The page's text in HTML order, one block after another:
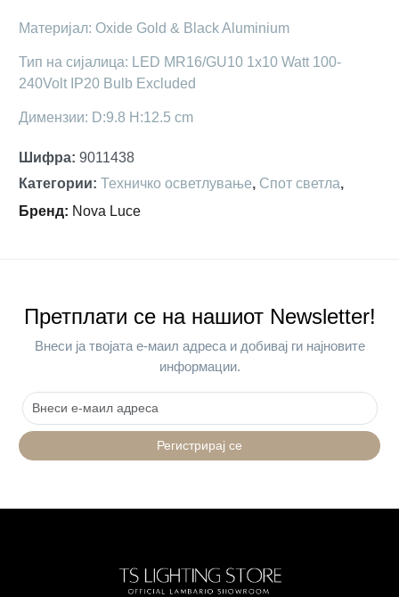
Материјал: Oxide Gold & Black Aluminium
Тип на сијалица: LED MR16/GU10 1x10 Watt 100-
240Volt IP20 Bulb Excluded
Димензии: D:9.8 H:12.5 cm
Шифра: 9011438
Категории: Техничко осветлување, Спот светла,
Бренд: Nova Luce
Претплати се на нашиот Newsletter!
Внеси ја твојата е-маил адреса и добивај ги најновите
информации.
Регистрирај се